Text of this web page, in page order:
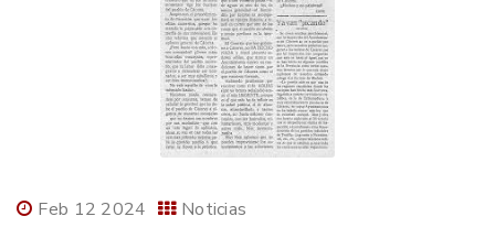
Feb 12 2024 Noticias